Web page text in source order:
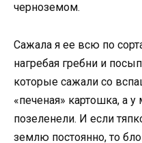
черноземом.
Сажала я ее всю по
нагребая гребни и
которые сажали со
«печеная» картошка, а
позеленели. И если
землю постоянно, то